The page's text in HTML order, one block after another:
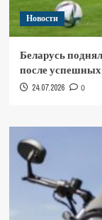
Новости
Беларусь
после
24.07.2026 0